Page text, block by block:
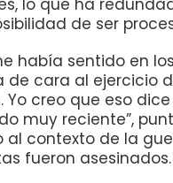
de ser
había sentido en
de cara al ejercicio
Yo creo que eso
muy reciente”,
al contexto de la
fueron asesinados.